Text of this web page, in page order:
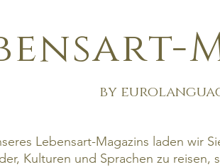
by
Lebensart-Magazins laden wir
Kulturen und Sprachen zu reisen,